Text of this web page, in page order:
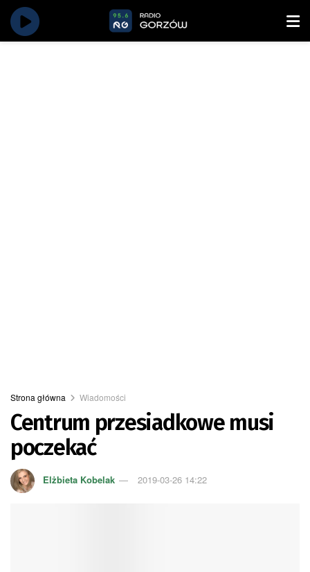
Strona główna Wiadomości
Centrum przesiadkowe musi
poczekać
Elżbieta Kobelak 2019-03-26 14:22